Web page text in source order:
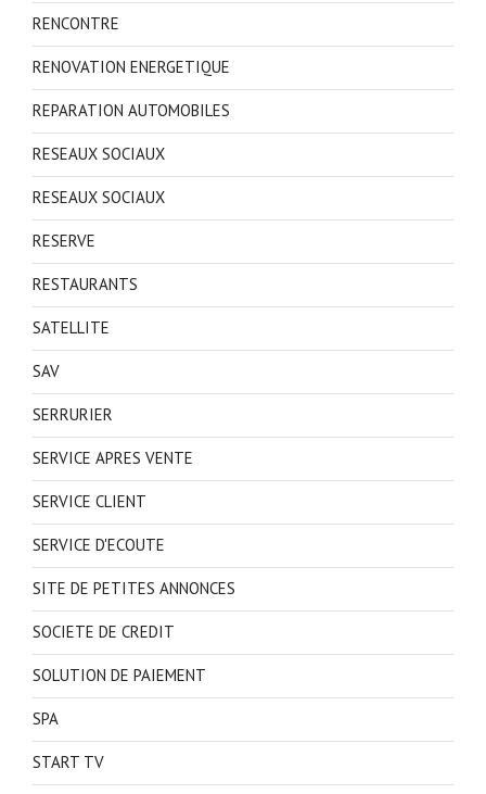
RENCONTRE
RENOVATION ENERGETIQUE
REPARATION AUTOMOBILES
RESEAUX SOCIAUX
RESEAUX SOCIAUX
RESERVE
RESTAURANTS
SATELLITE
SAV
SERRURIER
SERVICE APRES VENTE
SERVICE CLIENT
SERVICE D'ECOUTE
SITE DE PETITES ANNONCES
SOCIETE DE CREDIT
SOLUTION DE PAIEMENT
SPA
START TV